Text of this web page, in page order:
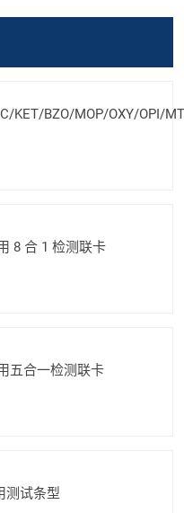
KET/BZO/MOP/OXY/OPI/
8 合 1 检测联卡
五合一检测联卡
测试条型